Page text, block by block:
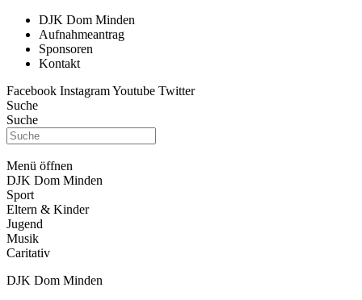
DJK Dom Minden
Aufnahmeantrag
Sponsoren
Kontakt
Facebook InstagramYoutube Twitter
Suche
Suche
Menü öffnen
DJK Dom Minden
Sport
Eltern & Kinder
Jugend
Musik
Caritativ
DJK Dom Minden